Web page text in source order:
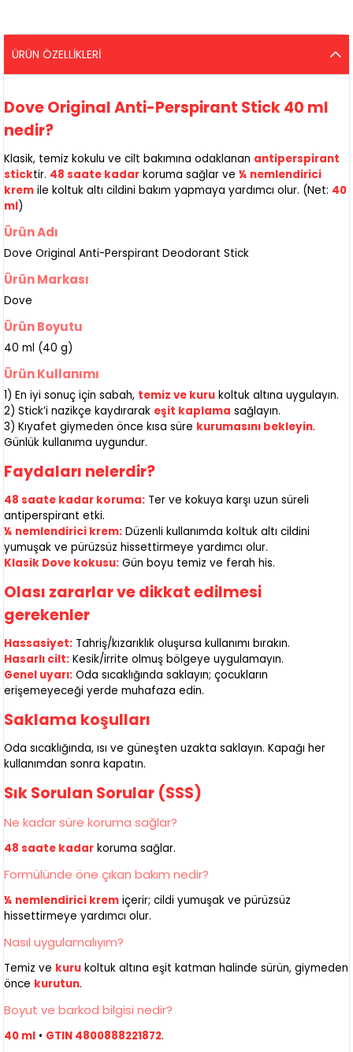
ÜRÜN ÖZELLIKLERI
Dove Original Anti-Perspirant Stick 40 ml
nedir?
Klasik, temiz kokulu ve cilt bakımına odaklanan antiperspirant
sticktir. 48 saate kadar koruma sağlar ve¼ nemlendirici
krem ile koltuk altı cildini bakım yapmaya yardımcı olur. (Net: 40
ml)
Ürün Adı
Dove Original Anti-Perspirant Deodorant Stick
Ürün Markası
Dove
Ürün Boyutu
40 ml (40 g)
Ürün Kullanımı
1) En iyi sonuç için sabah, temiz ve kuru koltuk altına uygulayın.
2) Stick’i nazikçe kaydırarak eşit kaplama sağlayın.
3) Kıyafet giymeden önce kısa süre kurumasını bekleyin.
Günlük kullanıma uygundur.
Faydaları nelerdir?
48 saate kadar koruma: Ter ve kokuya karşı uzun süreli
antiperspirant etki.
¼ nemlendirici krem: Düzenli kullanımda koltuk altı cildini
yumuşak ve pürüzsüz hissettirmeye yardımcı olur.
Klasik Dove kokusu: Gün boyu temiz ve ferah his.
Olası zararlar ve dikkat edilmesi
gerekenler
Hassasiyet: Tahriş/kızarıklık oluşursa kullanımı bırakın.
Hasarlı cilt: Kesik/irrite olmuş bölgeye uygulamayın.
Genel uyarı: Oda sıcaklığında saklayın; çocukların
erişemeyeceği yerde muhafaza edin.
Saklama koşulları
Oda sıcaklığında, ısı ve güneşten uzakta saklayın. Kapağı her
kullanımdan sonra kapatın.
Sık Sorulan Sorular (SSS)
Ne kadar süre koruma sağlar?
48 saate kadar koruma sağlar.
Formülünde öne çıkan bakım nedir?
¼ nemlendirici krem içerir; cildi yumuşak ve pürüzsüz
hissettirmeye yardımcı olur.
Nasıl uygulamalıyım?
Temiz ve kuru koltuk altına eşit katman halinde sürün, giymeden
önce kurutun.
Boyut ve barkod bilgisi nedir?
40 ml • GTIN 4800888221872.